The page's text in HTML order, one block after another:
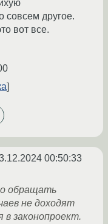
совсем другое.
вот все.
00:50:33
обращать
не доходят
законопроект.